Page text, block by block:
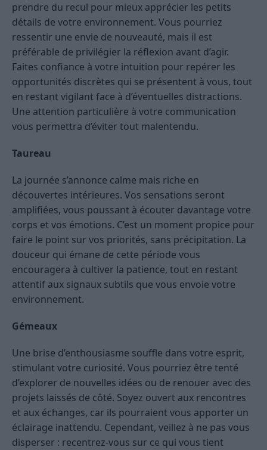
prendre du recul pour mieux apprécier les petits
détails de votre environnement. Vous pourriez
ressentir une envie de nouveauté, mais il est
préférable de privilégier la réflexion avant d’agir.
Faites confiance à votre intuition pour repérer les
opportunités discrètes qui se présentent à vous, tout
en restant vigilant face à d’éventuelles distractions.
Une attention particulière à votre communication
vous permettra d’éviter tout malentendu.
Taureau
La journée s’annonce calme mais riche en
découvertes intérieures. Vos sensations seront
amplifiées, vous poussant à écouter davantage votre
corps et vos émotions. C’est un moment propice pour
faire le point sur vos priorités, sans précipitation. La
douceur qui émane de cette période vous
encouragera à cultiver la patience, tout en restant
attentif aux signaux subtils que vous envoie votre
environnement.
Gémeaux
Une brise d’enthousiasme souffle dans votre esprit,
stimulant votre curiosité. Vous pourriez être tenté
d’explorer de nouvelles idées ou de renouer avec des
projets laissés de côté. Soyez ouvert aux rencontres
et aux échanges, car ils pourraient vous apporter un
éclairage inattendu. Cependant, veillez à ne pas vous
disperser : recentrez-vous sur ce qui vous tient